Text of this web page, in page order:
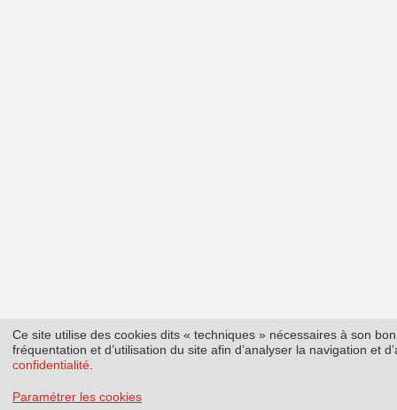
Ce site utilise des cookies dits « techniques » nécessaires à son
fréquentation et d’utilisation du site afin d’analyser la navigation et
confidentialité
Paramétrer les cookies